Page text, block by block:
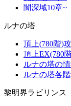
闇深域10章~
ルナの塔
頂上(780階)
頂上EX(780
ルナの塔の
ルナの塔各
黎明界ラビリンス